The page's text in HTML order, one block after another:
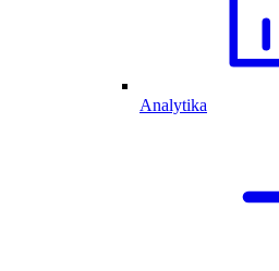
Analytika